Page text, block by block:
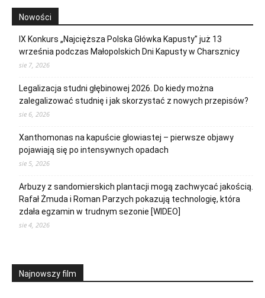
Nowości
IX Konkurs „Najcięższa Polska Główka Kapusty” już 13
września podczas Małopolskich Dni Kapusty w Charsznicy
sie 7, 2026
Legalizacja studni głębinowej 2026. Do kiedy można
zalegalizować studnię i jak skorzystać z nowych przepisów?
sie 6, 2026
Xanthomonas na kapuście głowiastej – pierwsze objawy
pojawiają się po intensywnych opadach
sie 5, 2026
Arbuzy z sandomierskich plantacji mogą zachwycać jakością.
Rafał Żmuda i Roman Parzych pokazują technologię, która
zdała egzamin w trudnym sezonie [WIDEO]
sie 4, 2026
Najnowszy film